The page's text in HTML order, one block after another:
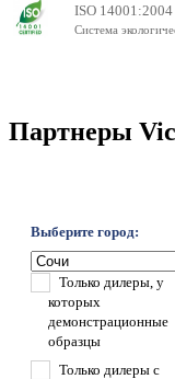
ISO 14001:2004
Система
Партнеры
Выберите город:
Только дилеры, у
которых
демонстрационные
образцы
Только дилеры с